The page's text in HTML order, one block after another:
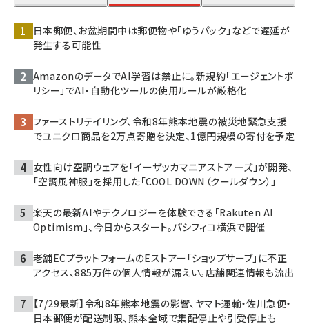
日本郵便、お盆期間中は郵便物や「ゆうパック」などで遅延が
発生する可能性
AmazonのデータでAI学習は禁止に。新規約「エージェントポ
リシー」でAI・自動化ツールの使用ルールが厳格化
ファーストリテイリング、令和8年熊本地震の被災地緊急支援
でユニクロ商品を2万点寄贈を決定、1億円規模の寄付を予定
女性向け空調ウェアを「イーザッカマニアストア―ズ」が開発、
「空調風神服」を採用した「COOL DOWN（クールダウン）」
楽天の最新AIやテクノロジーを体験できる「Rakuten AI
Optimism」、今日からスタート。パシフィコ横浜で開催
老舗ECプラットフォームのEストアー「ショップサーブ」に不正
アクセス、885万件の個人情報が漏えい。店舗関連情報も流出
【7/29最新】令和8年熊本地震の影響、ヤマト運輸・佐川急便・
日本郵便が配送制限、熊本全域で集配停止や引受停止も